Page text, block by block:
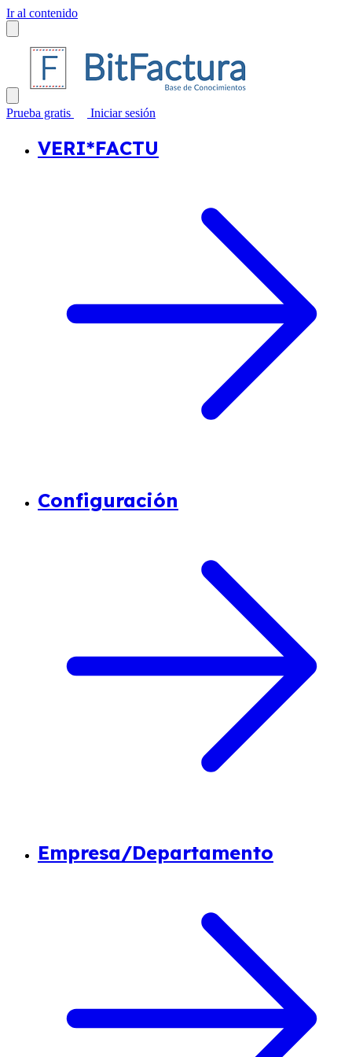
Ir al contenido
Prueba gratis Iniciar sesión
VERI*FACTU
Configuración
Empresa/Departamento